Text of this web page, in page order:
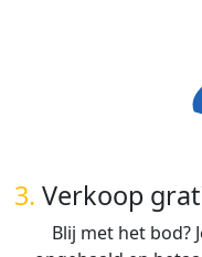
3. Verkoop
Blij met het bod?